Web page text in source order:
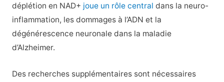
déplétion en NAD+ joue un rôle central dans la neuro-
inflammation, les dommages à l’ADN et la
dégénérescence neuronale dans la maladie
d’Alzheimer.
Des recherches supplémentaires sont nécessaires